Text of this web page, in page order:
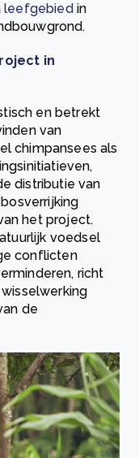
leefgebied in
in
en betrekt
van
chimpansees als
distributie van
het project.
voedsel
conflicten
richt
de